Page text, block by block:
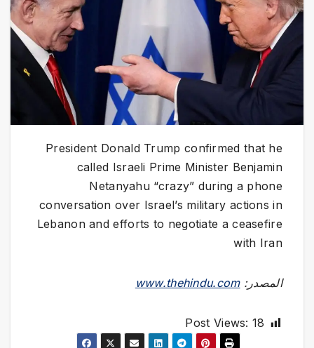
President Donald Trump confirmed that he
called Israeli Prime Minister Benjamin
Netanyahu “crazy” during a phone
conversation over Israel’s military actions in
Lebanon and efforts to negotiate a ceasefire
with Iran
المصدر:www.thehindu.com
Post Views: 18